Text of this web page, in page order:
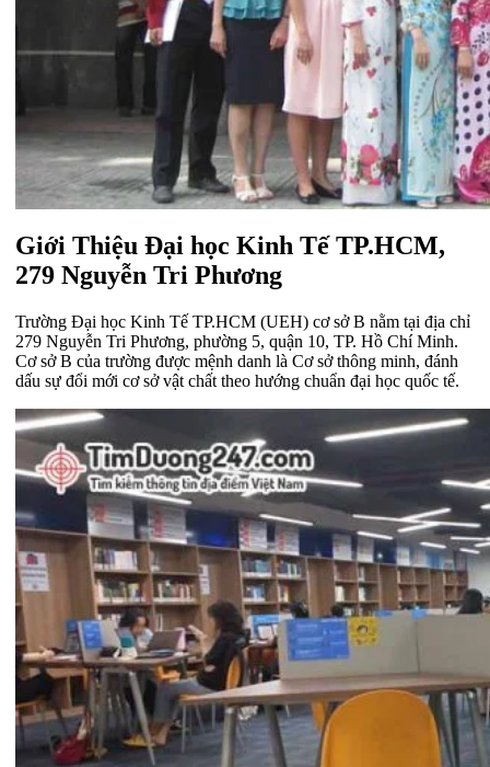
Giới Thiệu Đại học Kinh Tế TP.HCM,
279 Nguyễn Tri Phương
Trường Đại học Kinh Tế TP.HCM (UEH) cơ sở B nằm tại địa chỉ
279 Nguyễn Tri Phương, phường 5, quận 10, TP. Hồ Chí Minh.
Cơ sở B của trường được mệnh danh là Cơ sở thông minh, đánh
dấu sự đổi mới cơ sở vật chất theo hướng chuẩn đại học quốc tế.